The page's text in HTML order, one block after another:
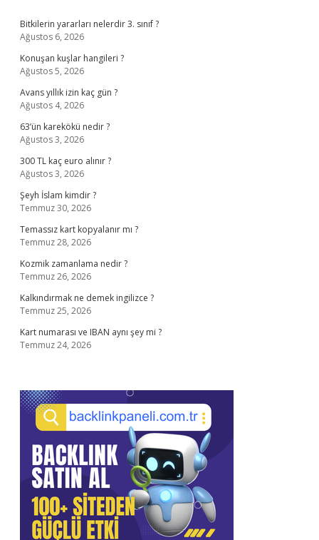
Bitkilerin yararları nelerdir 3. sınıf ?
Ağustos 6, 2026
Konuşan kuşlar hangileri ?
Ağustos 5, 2026
Avans yıllık izin kaç gün ?
Ağustos 4, 2026
63’ün karekökü nedir ?
Ağustos 3, 2026
300 TL kaç euro alınır ?
Ağustos 3, 2026
Şeyh İslam kimdir ?
Temmuz 30, 2026
Temassız kart kopyalanır mı ?
Temmuz 28, 2026
Kozmik zamanlama nedir ?
Temmuz 26, 2026
Kalkındırmak ne demek ingilizce ?
Temmuz 25, 2026
Kart numarası ve IBAN aynı şey mi ?
Temmuz 24, 2026